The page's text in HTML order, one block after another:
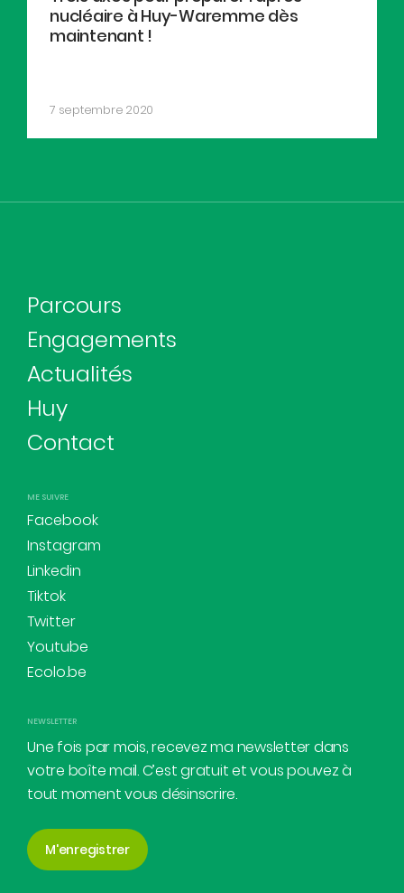
nucléaire à Huy-Waremme dès
maintenant !
7 septembre 2020
Parcours
Engagements
Actualités
Huy
Contact
ME SUIVRE
Facebook
Instagram
Linkedin
Tiktok
Twitter
Youtube
Ecolo.be
NEWSLETTER
Une fois par mois, recevez ma newsletter dans
votre boîte mail. C’est gratuit et vous pouvez à
tout moment vous désinscrire.
M'enregistrer